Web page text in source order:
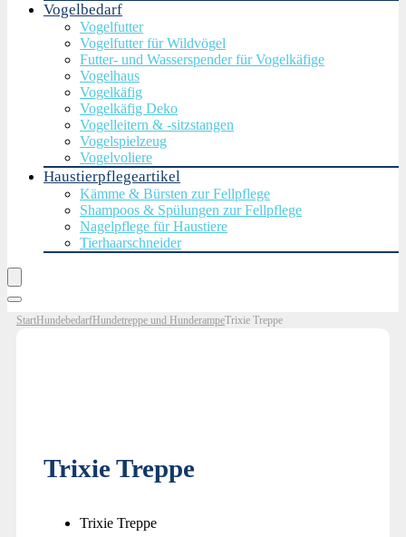
Vogelbedarf
Vogelfutter
Vogelfutter für Wildvögel
Futter- und Wasserspender für Vogelkäfige
Vogelhaus
Vogelkäfig
Vogelkäfig Deko
Vogelleitern & -sitzstangen
Vogelspielzeug
Vogelvoliere
Haustierpflegeartikel
Kämme & Bürsten zur Fellpflege
Shampoos & Spülungen zur Fellpflege
Nagelpflege für Haustiere
Tierhaarschneider
StartHundebedarfHundetreppe und HunderampeTrixie Treppe
Trixie Treppe
Trixie Treppe